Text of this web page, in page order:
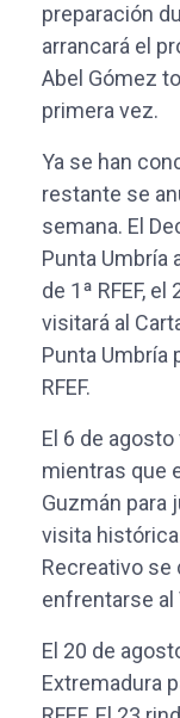
preparación
arrancará el
Abel Gómez
primera vez.
Ya se han
restante se
semana. El
Punta Umbría
de 1ª RFEF,
visitará al
Punta Umbría
RFEF.
El 6 de
mientras que
Guzmán para
visita
Recreativo se
enfrentarse al
El 20 de
Extremadura